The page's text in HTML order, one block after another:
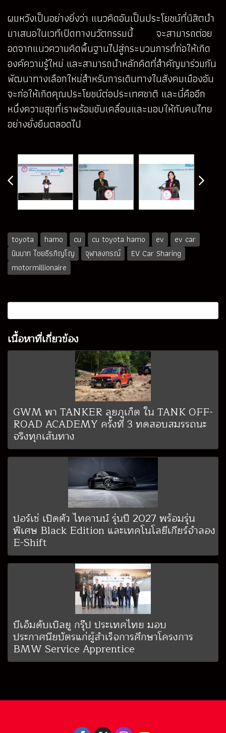
ผมหวังเป็นอย่างยิ่งว่า แนวคิดอันเป็นประโยชน์ที่นิสิตนำ
มาเสนอในเวทีเปิดทางนวัตกรรมนี้ จะสามารถต่อย
อดจากแนวความคิดพื้นฐานไปสู่กระบวนการที่ก่อให้เกิด
องค์ความรู้ใหม่ และสามารถนำหลักคิดที่สำคัญมาร่วมกัน
พัฒนาทางเลือกใหม่สำหรับการเดินทางในสังคมเมืองอัน
จะก่อให้เกิดคุณประโยชน์ต่อประเทศชาติ และนี่คืออีก
หนึ่งความสุขที่เราพร้อมขับเคลื่อนและมอบให้กับคนไทย
อย่างยั่งยืนตลอดไป
toyota hamo cu cu toyota hamo ev
ev car
นินนาท ไชยธีรภิญโญ
จุฬาลงกรณ์
EV Car Sharing
motormillionaire
เนื้อหาที่เกี่ยวข้อง
GWM พา TANKER ลุยภูเก็ต ใน TANK OFF-
ROAD ACADEMY ครั้งที่ 3 ทดสอบสมรรถนะ
จริงทุกเส้นทาง
ปอร์เช่ เปิดตัว ไทคานน์ รุ่นปี 2027 พร้อมรุ่น
พิเศษ Black Edition และเทคโนโลยีเกียร์จำลอง
E-Shift
บีเอ็มดับเบิลยู กรุ๊ป ประเทศไทย มอบ
ประกาศนียบัตรแก่ผู้สำเร็จการศึกษาโครงการ
BMW Service Apprentice